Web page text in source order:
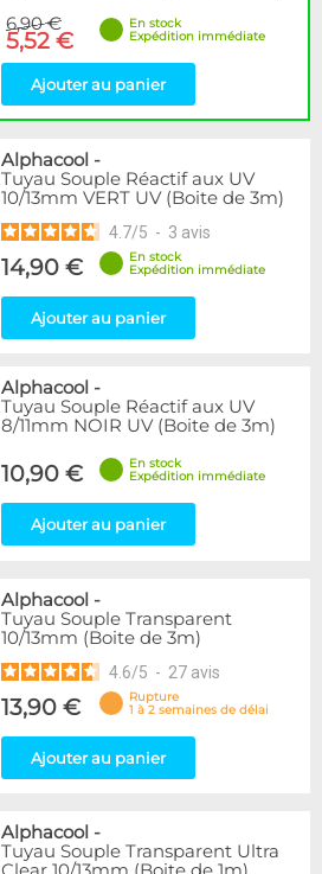
6,90 €
5,52 €
En stock
Expédition immédiate
Ajouter au panier
Alphacool -
Tuyau Souple Réactif aux UV
10/13mm VERT UV (Boite de 3m)
4.7/5 - 3 avis
14,90 €
En stock
Expédition immédiate
Ajouter au panier
Alphacool -
Tuyau Souple Réactif aux UV
8/11mm NOIR UV (Boite de 3m)
10,90 €
En stock
Expédition immédiate
Ajouter au panier
Alphacool -
Tuyau Souple Transparent
10/13mm (Boite de 3m)
4.6/5 - 27 avis
13,90 €
Rupture
1 à 2 semaines de délai
Ajouter au panier
Alphacool -
Tuyau Souple Transparent Ultra